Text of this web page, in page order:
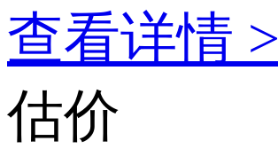
查看详情 >
估价